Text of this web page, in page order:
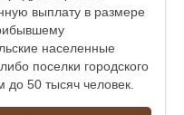
выплату в размере
населенные
поселки городского
до 50 тысяч человек.